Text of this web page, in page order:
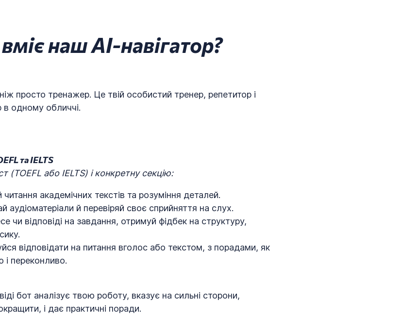
наш AI-навігатор?
просто тренажер. Це твій особистий тренер, репетитор і
в одному обличчі.
та IELTS
(TOEFL або IELTS) і конкретну секцію:
академічних текстів та розуміння деталей.
аудіоматеріали й перевіряй своє сприйняття на слух.
чи відповіді на завдання, отримуй фідбек на структуру,
відповідати на питання вголос або текстом, з порадами, як
і переконливо.
бот аналізує твою роботу, вказує на сильні сторони,
і дає практичні поради.